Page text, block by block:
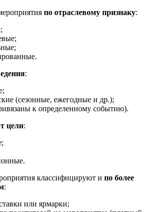
по отраслевому признаку:
:
(сезонные, ежегодные и др.);
к определенному событию).
цели:
классифицируют и по более
:
или ярмарки;